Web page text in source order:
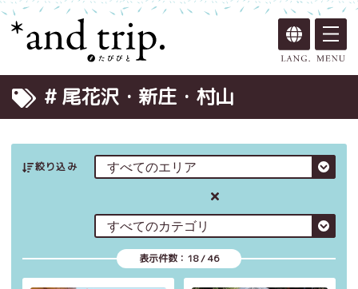
# 尾花沢・新庄・村山
絞り込み
表示件数： 18/46